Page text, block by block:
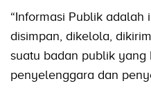
“Informasi Publik adalah
disimpan, dikelola,
suatu badan publik yang
penyelenggara dan